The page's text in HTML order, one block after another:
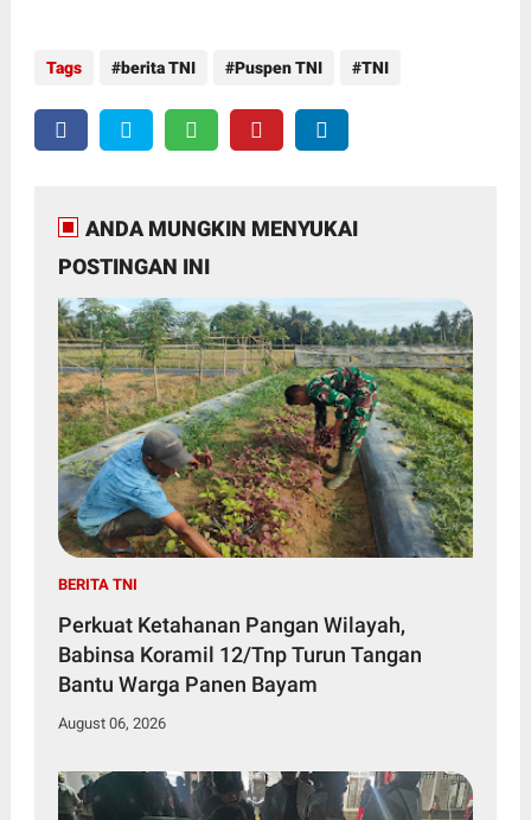
Tags berita TNI Puspen TNI TNI
ANDA MUNGKIN MENYUKAI
POSTINGAN INI
BERITA TNI
Perkuat Ketahanan Pangan Wilayah,
Babinsa Koramil 12/Tnp Turun Tangan
Bantu Warga Panen Bayam
August 06, 2026